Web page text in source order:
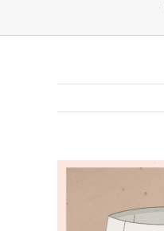
Zeige
Bild